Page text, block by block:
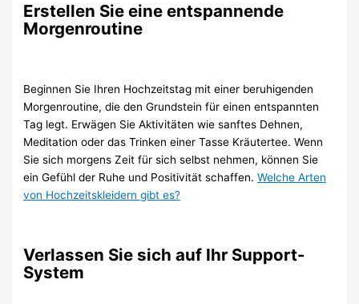
Erstellen Sie eine entspannende
Morgenroutine
Beginnen Sie Ihren Hochzeitstag mit einer beruhigenden
Morgenroutine, die den Grundstein für einen entspannten
Tag legt. Erwägen Sie Aktivitäten wie sanftes Dehnen,
Meditation oder das Trinken einer Tasse Kräutertee. Wenn
Sie sich morgens Zeit für sich selbst nehmen, können Sie
ein Gefühl der Ruhe und Positivität schaffen.Welche Arten
von Hochzeitskleidern gibt es?
Verlassen Sie sich auf Ihr Support-
System